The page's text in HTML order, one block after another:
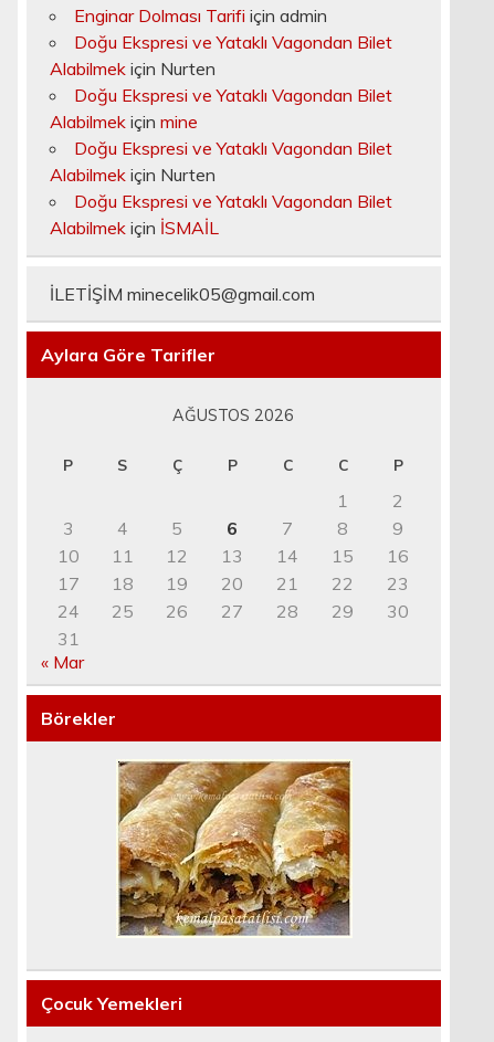
Enginar Dolması Tarifi içinadmin
Doğu Ekspresi ve Yataklı Vagondan Bilet
Alabilmek için Nurten
Doğu Ekspresi ve Yataklı Vagondan Bilet
Alabilmek içinmine
Doğu Ekspresi ve Yataklı Vagondan Bilet
Alabilmek için Nurten
Doğu Ekspresi ve Yataklı Vagondan Bilet
Alabilmek için İSMAİL
İLETİŞİMminecelik05@gmail.com
Aylara Göre Tarifler
AĞUSTOS 2026
P S Ç P C C P
1
2
3
4 5 6 7 8
9
10
11 12 13 14 15
16
17
18 19 20 21 22
23
24
25 26 27 28 29
30
31
« Mar
Börekler
Çocuk Yemekleri